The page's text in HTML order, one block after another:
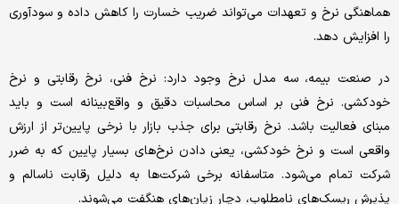
هماهنگی نرخ و تعهدات می‌تواند ضریب خسارت را کاهش داده و سودآوری
را افزایش دهد.
در صنعت بیمه، سه مدل نرخ وجود دارد: نرخ فنی، نرخ رقابتی و نرخ
خودکشی. نرخ فنی بر اساس محاسبات دقیق و واقع‌بینانه است و باید
مبنای فعالیت باشد. نرخ رقابتی برای جذب بازار با نرخی پایین‌تر از ارزش
واقعی است و نرخ خودکشی، یعنی دادن نرخ‌های بسیار پایین که به ضرر
شرکت تمام می‌شود. متاسفانه برخی شرکت‌ها به دلیل رقابت ناسالم و
پذیرش ریسک‌های نامطلوب، دچار زیان‌های هنگفت می‌شوند.